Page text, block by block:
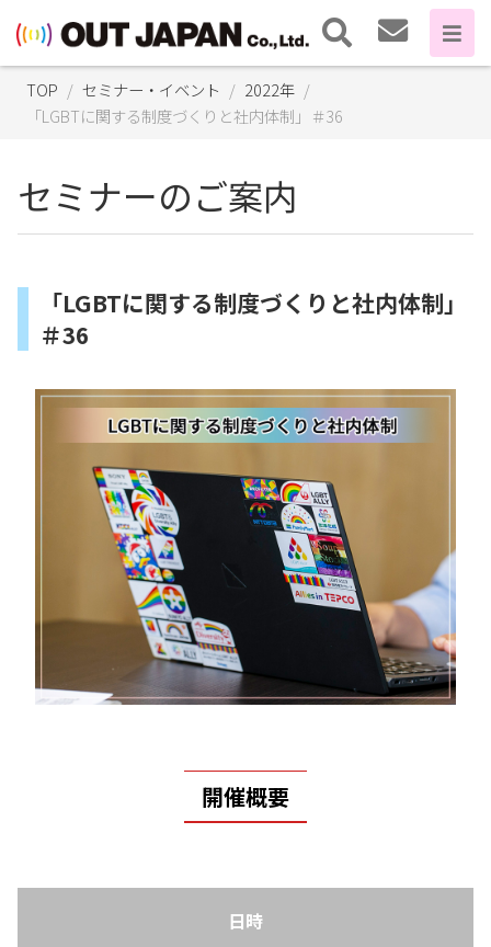
TOP セミナー・イベント
2022年
「LGBTに関する制度づくりと社内体制」＃36
セミナーのご案内
「LGBTに関する制度づくりと社内体制」
＃36
開催概要
日時